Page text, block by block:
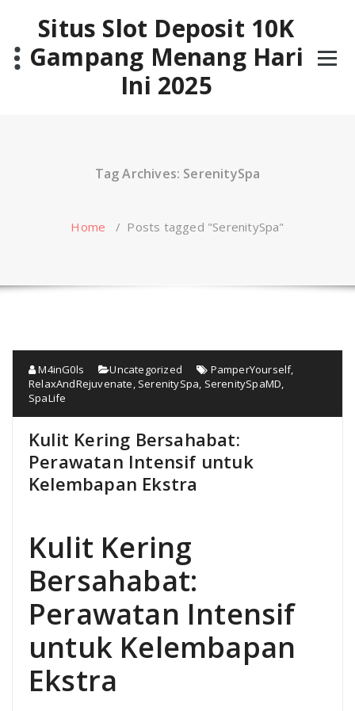
contentSitus Slot Deposit 10K
Gampang Menang Hari
Ini 2025
Tag Archives: SerenitySpa
Home / Posts tagged "SerenitySpa"
M4inG0ls Uncategorized PamperYourself,
RelaxAndRejuvenate SerenitySpa SerenitySpaMD
SpaLife
Kulit Kering Bersahabat:
Perawatan Intensif untuk
Kelembapan Ekstra
Kulit Kering
Bersahabat:
Perawatan Intensif
untuk Kelembapan
Ekstra